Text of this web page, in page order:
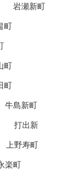
岩瀬新町
町
町
町
牛島新町
打出新
上野寿町
楽町